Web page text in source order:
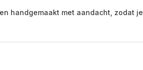
handgemaakt met aandacht, zodat je